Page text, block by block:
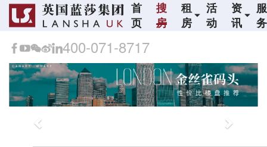
首
页
搜
房
租
房
活
动
资
讯
服
务
400-071-8717
Previous